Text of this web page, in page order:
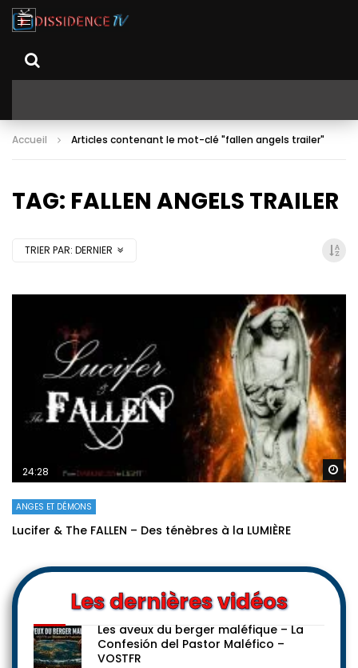
Accueil Articles contenant le mot-clé "fallen angels trailer"
TAG: FALLEN ANGELS TRAILER
TRIER PAR: DERNIER
24:28
ANGES ET DÉMONS
Lucifer & The FALLEN – Des ténèbres à la LUMIÈRE
Les dernières vidéos
Les aveux du berger maléfique – La
Confesión del Pastor Maléfico –
VOSTFR